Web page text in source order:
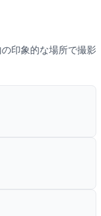
印象的な場所で撮影